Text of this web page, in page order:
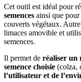
Cet outil est idéal pour
semences ainsi que pour
couverts végétaux.
limaces amovible et
semences.
Il permet de réaliser un
semence choisie (colza,
l’utilisateur et de